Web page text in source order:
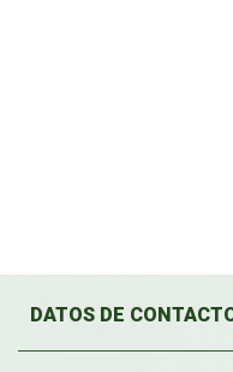
DATOS DE